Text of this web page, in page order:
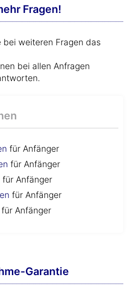
Fragen!
bei weiteren Fragen das
bei allen Anfragen
für Anfänger
für Anfänger
für Anfänger
für Anfänger
für Anfänger
Garantie